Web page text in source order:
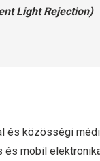
Light Rejection)
és közösségi
és mobil